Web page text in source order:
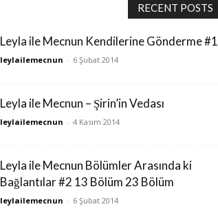
RECENT POSTS
Leyla ile Mecnun Kendilerine Gönderme #1
leylailemecnun - 6 Şubat 2014
Leyla ile Mecnun – Şirin’in Vedası
leylailemecnun - 4 Kasım 2014
Leyla ile Mecnun Bölümler Arasında ki
Bağlantılar #2 13 Bölüm 23 Bölüm
leylailemecnun - 6 Şubat 2014